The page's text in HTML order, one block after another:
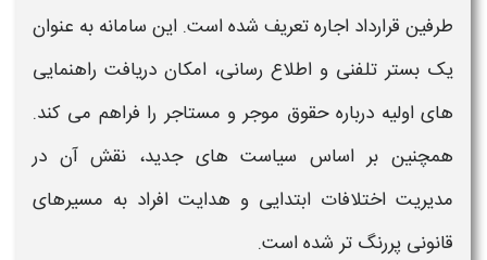
طرفین قرارداد اجاره تعریف شده است. این سامانه به عنوان
یک بستر تلفنی و اطلاع رسانی، امکان دریافت راهنمایی
های اولیه درباره حقوق موجر و مستاجر را فراهم می کند.
همچنین بر اساس سیاست های جدید، نقش آن در
مدیریت اختلافات ابتدایی و هدایت افراد به مسیرهای
قانونی پررنگ تر شده است.